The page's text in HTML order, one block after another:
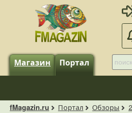
Магазин Портал
fMagazin.ru Портал Обзоры